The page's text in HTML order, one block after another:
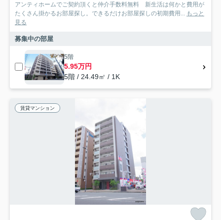
アンティホームでご契約頂くと仲介手数料無料 新生活は何かと費用が
たくさん掛かるお部屋探し。できるだけお部屋探しの初期費用...
もっと
見る
募集中の部屋
5階
5.95万円
5階 / 24.49㎡ / 1K
賃貸マンション